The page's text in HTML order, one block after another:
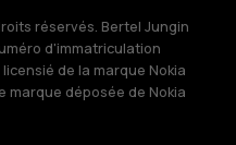
réservés. Bertel Jungin
d'immatriculation
de la marque Nokia
marque déposée de Nokia